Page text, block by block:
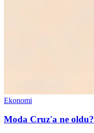
Ekonomi
Moda Cruz'a ne oldu?